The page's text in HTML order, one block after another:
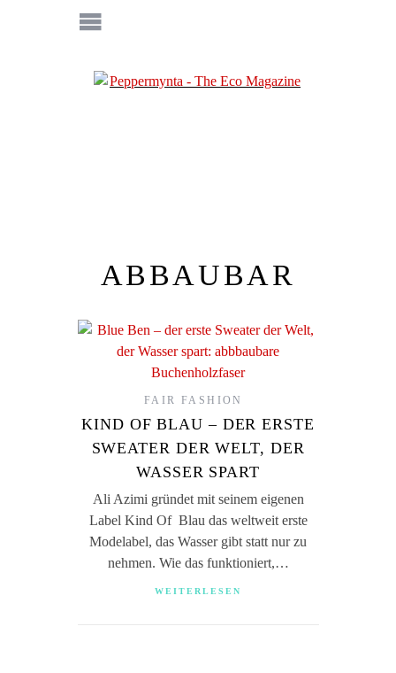
ABBAUBAR
FAIR FASHION
KIND OF BLAU – DER ERSTE
SWEATER DER WELT, DER
WASSER SPART
Ali Azimi gründet mit seinem eigenen
Label Kind Of Blau das weltweit erste
Modelabel, das Wasser gibt statt nur zu
nehmen. Wie das funktioniert,…
WEITERLESEN